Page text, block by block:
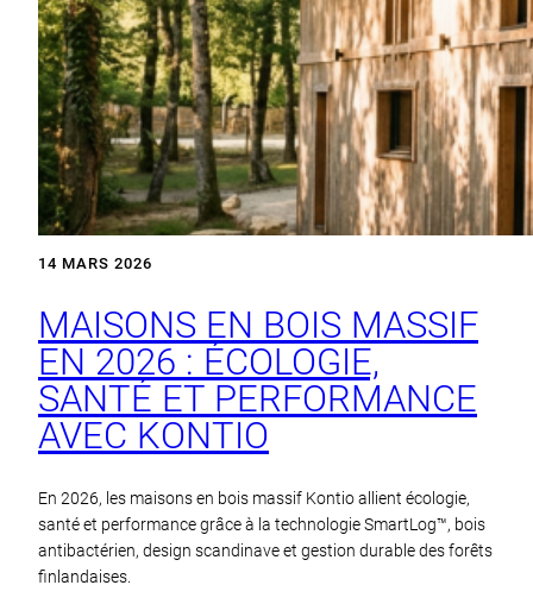
14 MARS 2026
MAISONS EN BOIS MASSIF
EN 2026 : ÉCOLOGIE,
SANTÉ ET PERFORMANCE
AVEC KONTIO
En 2026, les maisons en bois massif Kontio allient écologie,
santé et performance grâce à la technologie SmartLog™, bois
antibactérien, design scandinave et gestion durable des forêts
finlandaises.